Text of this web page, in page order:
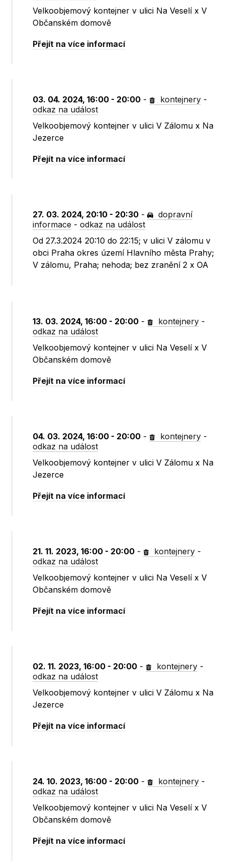
Velkoobjemový kontejner v ulici Na Veselí x V
Občanském domově
Přejít na více informací
03. 04. 2024, 16:00 - 20:00 - kontejnery -
odkaz na událost
Velkoobjemový kontejner v ulici V Zálomu x Na
Jezerce
Přejít na více informací
27. 03. 2024, 20:10 - 20:30 -
dopravní
informace -odkaz na událost
Od 27.3.2024 20:10 do 22:15; v ulici V zálomu v
obci Praha okres území Hlavního města Prahy;
V zálomu, Praha; nehoda; bez zranění 2 x OA
13. 03. 2024, 16:00 - 20:00 - kontejnery -
odkaz na událost
Velkoobjemový kontejner v ulici Na Veselí x V
Občanském domově
Přejít na více informací
04. 03. 2024, 16:00 - 20:00 - kontejnery -
odkaz na událost
Velkoobjemový kontejner v ulici V Zálomu x Na
Jezerce
Přejít na více informací
21. 11. 2023, 16:00 - 20:00 - kontejnery -
odkaz na událost
Velkoobjemový kontejner v ulici Na Veselí x V
Občanském domově
Přejít na více informací
02. 11. 2023, 16:00 - 20:00 - kontejnery -
odkaz na událost
Velkoobjemový kontejner v ulici V Zálomu x Na
Jezerce
Přejít na více informací
24. 10. 2023, 16:00 - 20:00 - kontejnery -
odkaz na událost
Velkoobjemový kontejner v ulici Na Veselí x V
Občanském domově
Přejít na více informací